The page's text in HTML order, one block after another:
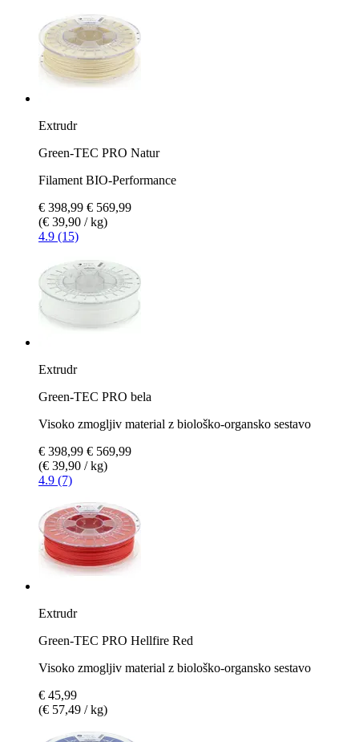
Extrudr
Green-TEC PRO Natur
Filament BIO-Performance
€ 398,99 € 569,99
(€ 39,90 / kg)
4.9 (15)
Extrudr
Green-TEC PRO bela
Visoko zmogljiv material z biološko-organsko sestavo
€ 398,99 € 569,99
(€ 39,90 / kg)
4.9 (7)
Extrudr
Green-TEC PRO Hellfire Red
Visoko zmogljiv material z biološko-organsko sestavo
€ 45,99
(€ 57,49 / kg)